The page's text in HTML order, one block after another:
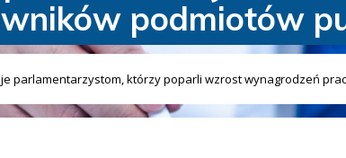
podmiotów
parlamentarzystom, którzy poparli wzrost wynagrodzeń